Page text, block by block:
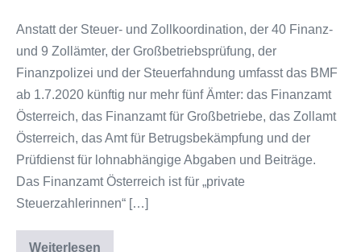
Anstatt der Steuer- und Zollkoordination, der 40 Finanz-
und 9 Zollämter, der Großbetriebsprüfung, der
Finanzpolizei und der Steuerfahndung umfasst das BMF
ab 1.7.2020 künftig nur mehr fünf Ämter: das Finanzamt
Österreich, das Finanzamt für Großbetriebe, das Zollamt
Österreich, das Amt für Betrugsbekämpfung und der
Prüfdienst für lohnabhängige Abgaben und Beiträge.
Das Finanzamt Österreich ist für „private
Steuerzahlerinnen“ […]
Weiterlesen